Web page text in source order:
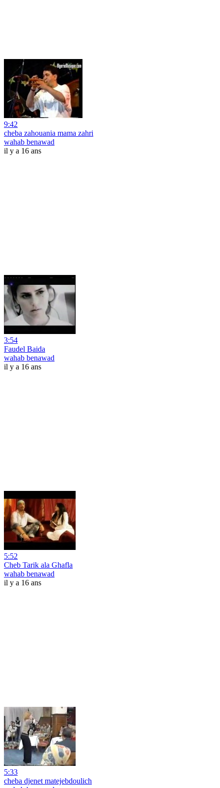
9:42
cheba zahouania mama zahri
wahab benawad
il y a 16 ans
3:54
Faudel Baida
wahab benawad
il y a 16 ans
5:52
Cheb Tarik ala Ghafla
wahab benawad
il y a 16 ans
5:33
cheba djenet matejebdoulich